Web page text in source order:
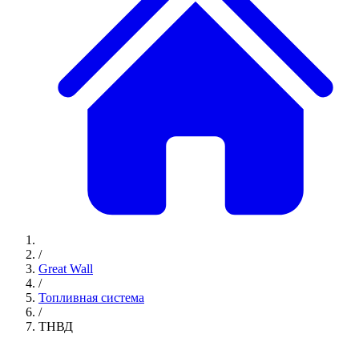
/
Great Wall
/
Топливная система
/
ТНВД